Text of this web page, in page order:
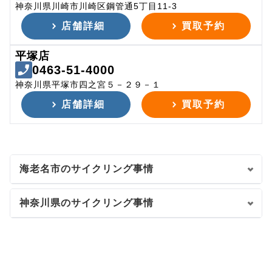
神奈川県川崎市川崎区鋼管通5丁目11-3
店舗詳細 買取予約
平塚店
0463-51-4000
神奈川県平塚市四之宮５－２９－１
店舗詳細 買取予約
海老名市のサイクリング事情
神奈川県のサイクリング事情